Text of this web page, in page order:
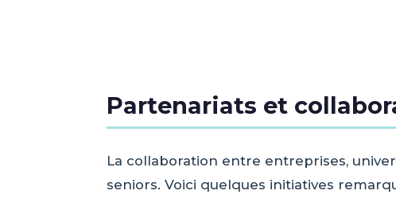
Partenariats et
La collaboration entre entreprises,
seniors. Voici quelques initiatives